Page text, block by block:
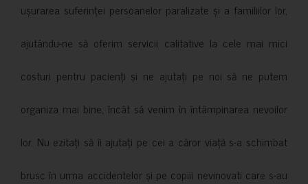
ușurarea suferinței persoanelor paralizate și a familiilor lor,
ajutându-ne să oferim servicii calitative la cele mai mici
costuri pentru pacienți și ne ajutați pe noi să ne putem
organiza mai bine, încât să venim în întâmpinarea nevoilor
lor. Nu ezitați să îi ajutați pe cei a căror viață s-a schimbat
brusc în urma accidentelor și pe copiii nevinovati care s-au